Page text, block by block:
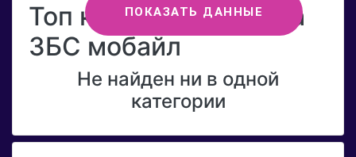
ПОКАЗАТЬ ДАННЫЕ
Топ категорий бренда
ЗБС мобайл
Не найден ни в одной
категории